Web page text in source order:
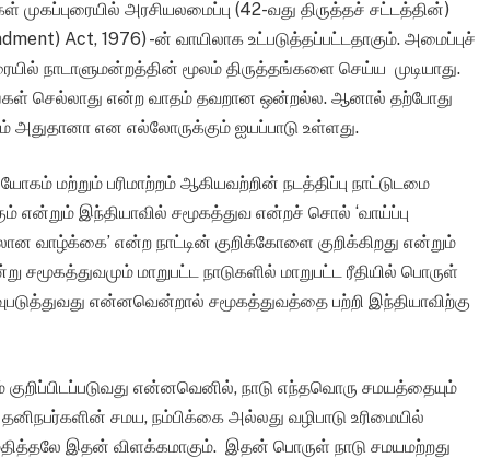
அரசியலமைப்பு (42-வது திருத்தச் சட்டத்தின்)
Act, 1976) -ன் வாயிலாக உட்படுத்தப்பட்டதாகும். அமைப்புச்
நாடாளுமன்றத்தின் மூலம் திருத்தங்களை செய்ய முடியாது.
செல்லாது என்ற வாதம் தவறான ஒன்றல்ல. ஆனால் தற்போது
அதுதானா என எல்லோருக்கும் ஐயப்பாடு உள்ளது.
மற்றும் பரிமாற்றம் ஆகியவற்றின் நடத்திப்பு நாட்டுடமை
என்றும் இந்தியாவில் சமூகத்துவ என்றச் சொல் ‘வாய்ப்பு
வாழ்க்கை’ என்ற நாட்டின் குறிக்கோளை குறிக்கிறது என்றும்
மாறுபட்ட நாடுகளில் மாறுபட்ட ரீதியில் பொருள்
என்னவென்றால் சமூகத்துவத்தை பற்றி இந்தியாவிற்கு
என்னவெனில், நாடு எந்தவொரு சமயத்தையும்
சமய, நம்பிக்கை அல்லது வழிபாடு உரிமையில்
இதன் விளக்கமாகும். இதன் பொருள் நாடு சமயமற்றது